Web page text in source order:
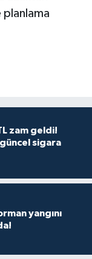
planlama
zam geldi!
sigara
yangını